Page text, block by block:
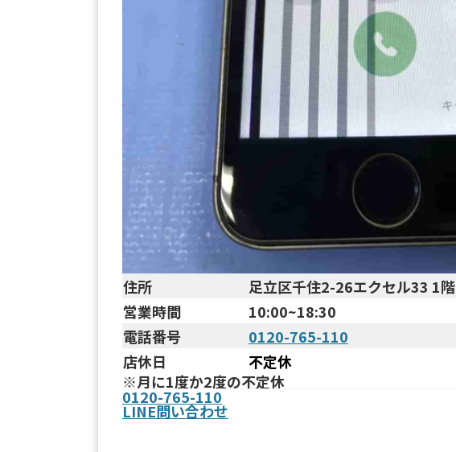
住所
足立区千住2-26エクセル33 1階
営業時間
10:00~18:30
電話番号
0120-765-110
店休日
不定休
※月に1度か2度の不定休
0120-765-110
LINE問い合わせ